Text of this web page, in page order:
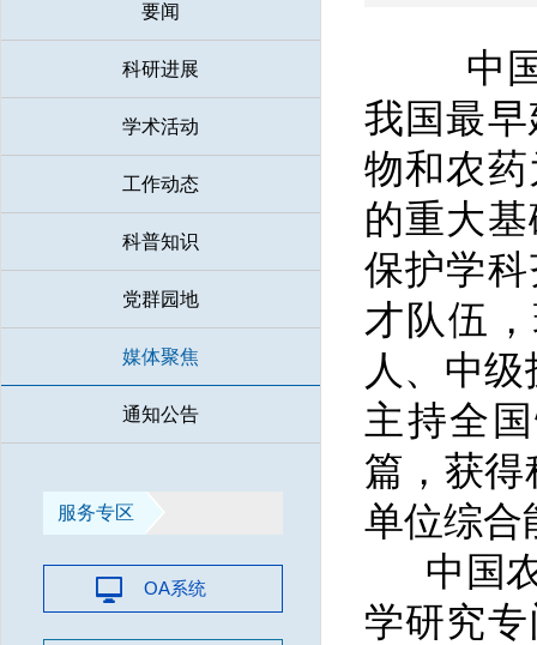
要闻
科研进展
学术活动
工作动态
科普知识
党群园地
媒体聚焦
通知公告
服务专区
OA系统
中国
我国最
物和农
的重大
保护学
才队伍
人、中
主持全
篇，获得
单位综合
中国
学研究